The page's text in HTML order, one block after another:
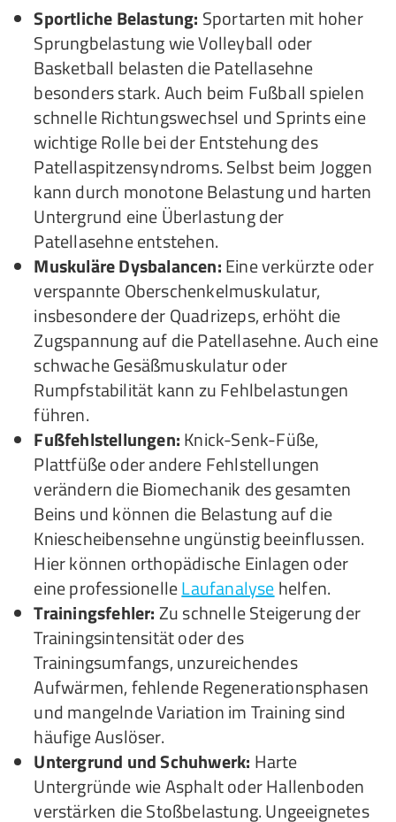
Sportliche Belastung: Sportarten mit hoher
Sprungbelastung wie Volleyball oder
Basketball belasten die Patellasehne
besonders stark. Auch beim Fußball spielen
schnelle Richtungswechsel und Sprints eine
wichtige Rolle bei der Entstehung des
Patellaspitzensyndroms. Selbst beim Joggen
kann durch monotone Belastung und harten
Untergrund eine Überlastung der
Patellasehne entstehen.
Muskuläre Dysbalancen:Eine verkürzte oder
verspannte Oberschenkelmuskulatur,
insbesondere der Quadrizeps, erhöht die
Zugspannung auf die Patellasehne. Auch eine
schwache Gesäßmuskulatur oder
Rumpfstabilität kann zu Fehlbelastungen
führen.
Fußfehlstellungen:Knick-Senk-Füße,
Plattfüße oder andere Fehlstellungen
verändern die Biomechanik des gesamten
Beins und können die Belastung auf die
Kniescheibensehne ungünstig beeinflussen.
Hier können orthopädische Einlagen oder
eine professionelleLaufanalysehelfen.
Trainingsfehler:Zu schnelle Steigerung der
Trainingsintensität oder des
Trainingsumfangs, unzureichendes
Aufwärmen, fehlende Regenerationsphasen
und mangelnde Variation im Training sind
häufige Auslöser.
Untergrund und Schuhwerk: Harte
Untergründe wie Asphalt oder Hallenboden
verstärken die Stoßbelastung. Ungeeignetes